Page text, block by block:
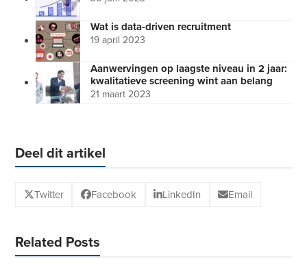
Wat is data-driven recruitment
19 april 2023
Aanwervingen op laagste niveau in 2 jaar:
kwalitatieve screening wint aan belang
21 maart 2023
Deel dit artikel
Twitter Facebook LinkedIn Email
Related Posts